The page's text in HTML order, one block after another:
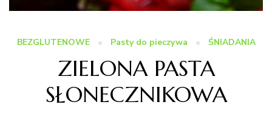
BEZGLUTENOWE Pasty do pieczywa ŚNIADANIA
ZIELONA PASTA
SŁONECZNIKOWA